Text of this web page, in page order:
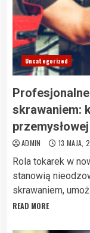
Uncategorized
skrawaniem:
przemysłowej
ADMIN 13 MAJA,
Rola tokarek w
stanowią
skrawaniem,
READ MORE